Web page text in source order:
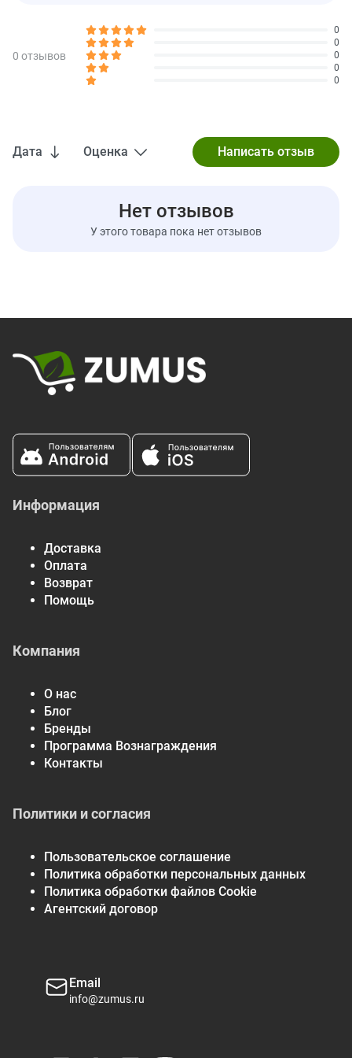
органическая
хлорелла
250 мг
† Суточная норма не определена.
Дата Оценка
Нет отзывов
У этого товара пока нет отзывов
0 отзывов
0
0
0
0
0
Информация
Доставка
Оплата
Возврат
Помощь
Компания
О нас
Блог
Бренды
Программа Вознаграждения
Контакты
Политики и согласия
Пользовательское соглашение
Политика обработки персональных данных
Политика обработки файлов Cookie
Агентский договор
Email
info@zumus.ru